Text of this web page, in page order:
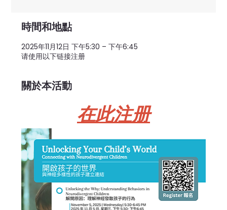
時間和地點
2025年11月12日 下午5:30 – 下午6:45
请使用以下链接注册
關於本活動
在此注册